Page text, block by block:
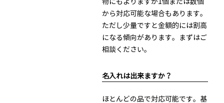
物にもよりますが1個または数個
から対応可能な場合もあります。
ただし少量ですと金額的には割高
になる傾向があります。まずはご
相談ください。
名入れは出来ますか？
ほとんどの品で対応可能です。基